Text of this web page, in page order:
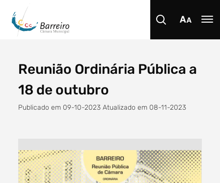
Procurar
Reunião Ordinária Pública a
18 de outubro
Publicado em 09-10-2023 Atualizado em 08-11-2023